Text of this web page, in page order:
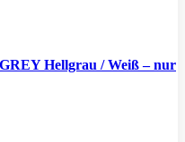
Hellgrau / Weiß – nur